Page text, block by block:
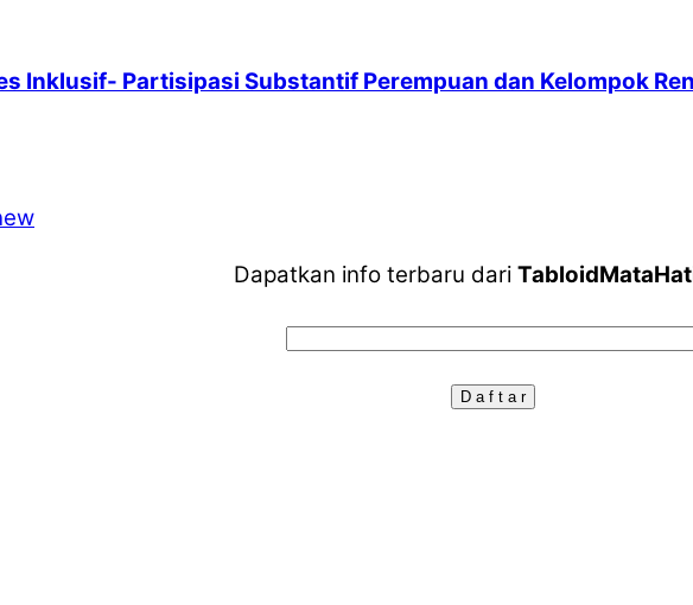
Inklusif- Partisipasi Substantif Perempuan dan Kelompok
Dapatkan info terbaru dari